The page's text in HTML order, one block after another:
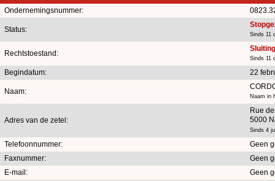
Ondernemingsnummer:
Status:
Sinds 11
Rechtstoestand:
Sinds 11
Begindatum: 22
Naam:
Naam in
Adres van de zetel:
Rue
5000
Sinds 4
Telefoonnummer:
Geen
Faxnummer:
Geen
E-mail:
Geen